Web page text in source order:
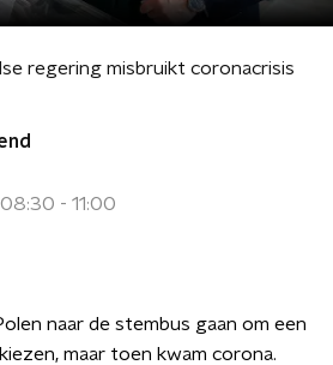
regering misbruikt coronacrisis
- 11:00
naar de stembus gaan om een
maar toen kwam corona.